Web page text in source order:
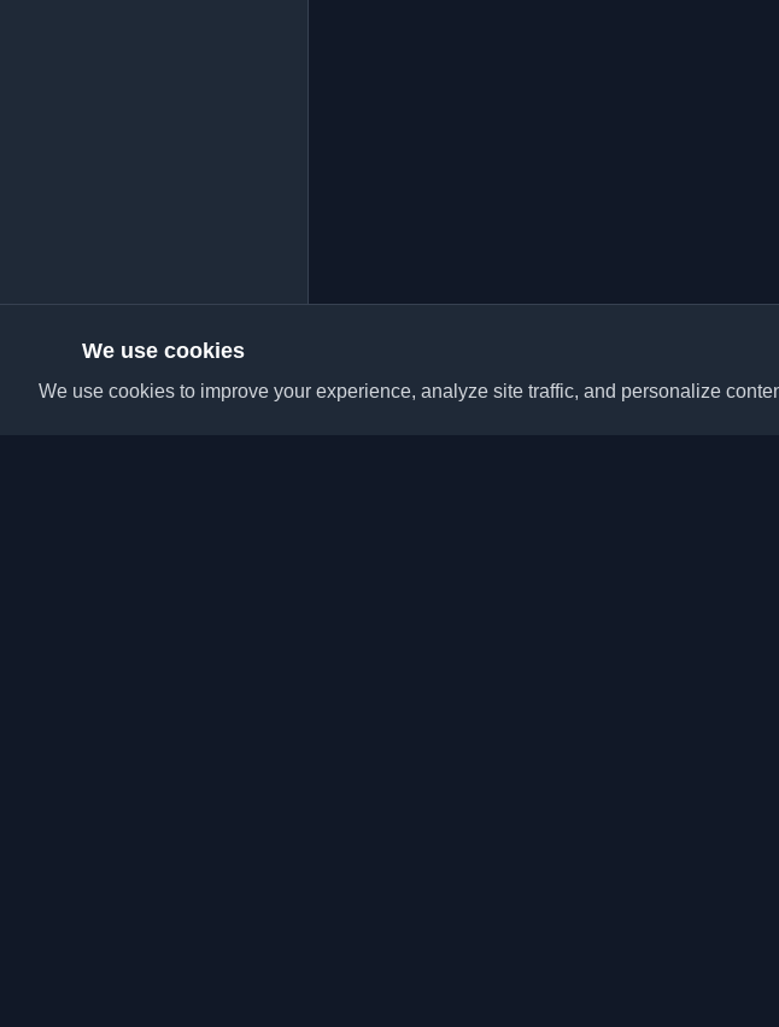
We use cookies
We use cookies to improve your experience, analyze site traffic, and personalize